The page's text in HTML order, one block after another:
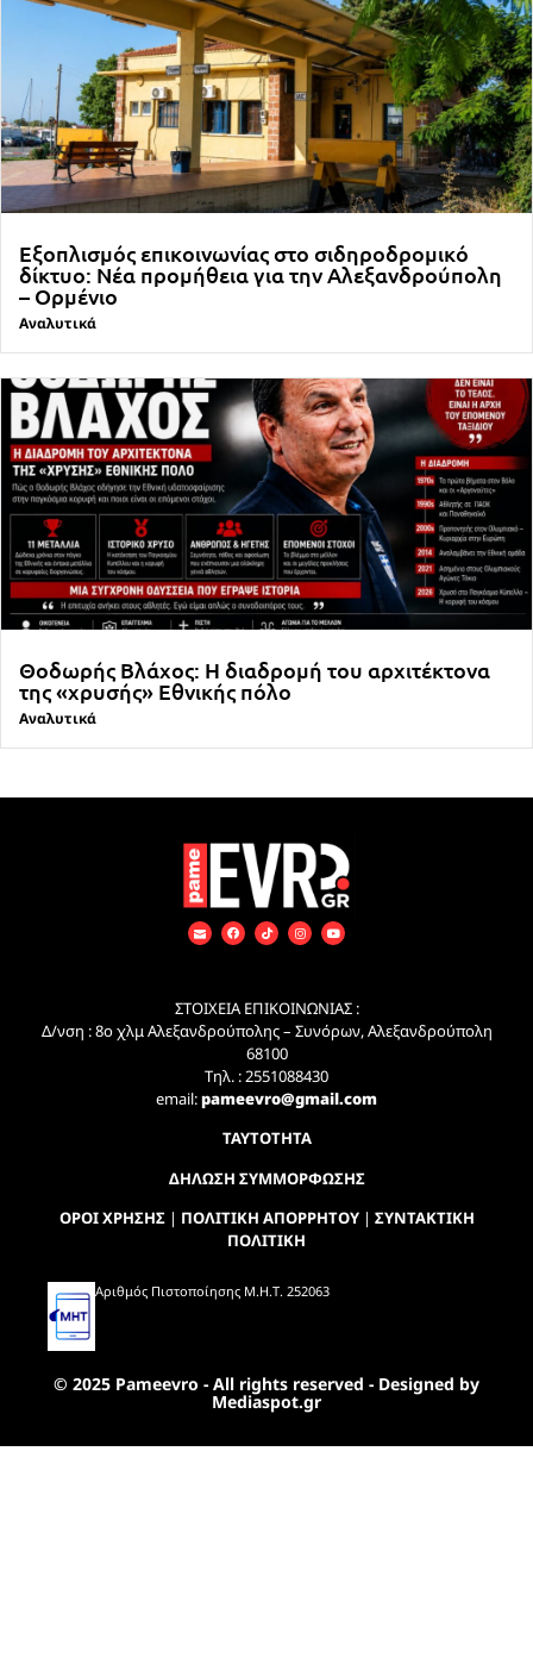
Εξοπλισμός επικοινωνίας στο σιδηροδρομικό
δίκτυο: Νέα προμήθεια για την Αλεξανδρούπολη
– Ορμένιο
Αναλυτικά
Θοδωρής Βλάχος: Η διαδρομή του αρχιτέκτονα
της «χρυσής» Εθνικής πόλο
Αναλυτικά
ΣΤΟΙΧΕΙΑ ΕΠΙΚΟΙΝΩΝΙΑΣ :
Δ/νση : 8ο χλμ Αλεξανδρούπολης – Συνόρων, Αλεξανδρούπολη
68100
Τηλ. : 2551088430
email:pameevro@gmail.com
ΤΑΥΤΟΤΗΤΑ
ΔΗΛΩΣΗ ΣΥΜΜΟΡΦΩΣΗΣ
ΟΡΟΙ ΧΡΗΣΗΣ| ΠΟΛΙΤΙΚΗ ΑΠΟΡΡΗΤΟΥ| ΣΥΝΤΑΚΤΙΚΗ
ΠΟΛΙΤΙΚΗ
Αριθμός Πιστοποίησης Μ.Η.Τ. 252063
© 2025 Pameevro - All rights reserved - Designed by
Mediaspot.gr